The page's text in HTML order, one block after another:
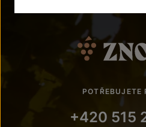
POTŘEBUJETE
+420 515